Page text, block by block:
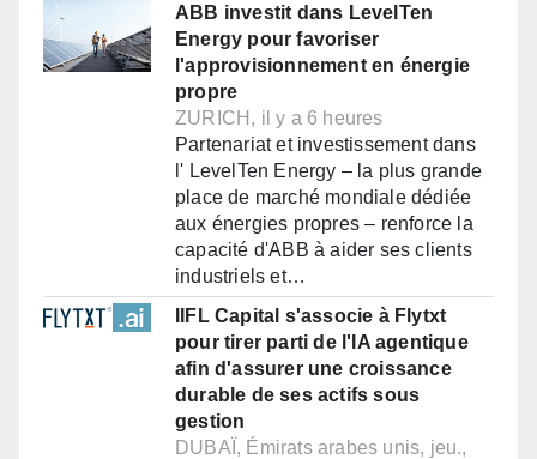
ABB investit dans LevelTen
Energy pour favoriser
l'approvisionnement en énergie
propre
ZURICH, il y a 6 heures
Partenariat et investissement dans
l' LevelTen Energy – la plus grande
place de marché mondiale dédiée
aux énergies propres – renforce la
capacité d'ABB à aider ses clients
industriels et…
IIFL Capital s'associe à Flytxt
pour tirer parti de l'IA agentique
afin d'assurer une croissance
durable de ses actifs sous
gestion
DUBAÏ, Émirats arabes unis, jeu.,